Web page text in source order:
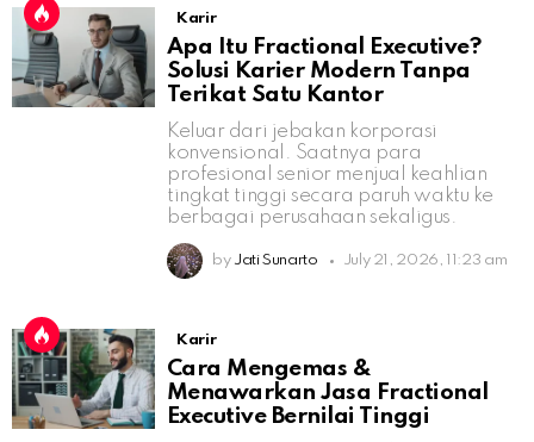
Karir
Apa Itu Fractional Executive?
Solusi Karier Modern Tanpa
Terikat Satu Kantor
Keluar dari jebakan korporasi
konvensional. Saatnya para
profesional senior menjual keahlian
tingkat tinggi secara paruh waktu ke
berbagai perusahaan sekaligus.
by Jati Sunarto July 21, 2026, 11:23 am
Karir
Cara Mengemas &
Menawarkan Jasa Fractional
Executive Bernilai Tinggi